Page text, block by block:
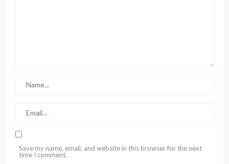
Save my name, email, and website in this browser for the next
time I comment.